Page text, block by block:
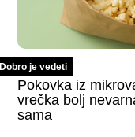
Dobro je vedeti
Pokovka iz
vrečka bolj
sama